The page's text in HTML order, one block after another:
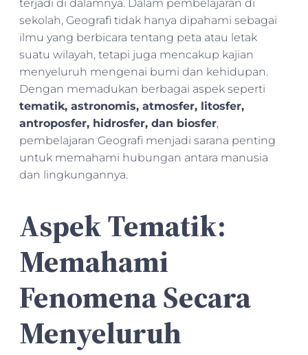
terjadi di dalamnya. Dalam pembelajaran di
sekolah, Geografi tidak hanya dipahami sebagai
ilmu yang berbicara tentang peta atau letak
suatu wilayah, tetapi juga mencakup kajian
menyeluruh mengenai bumi dan kehidupan.
Dengan memadukan berbagai aspek seperti
tematik, astronomis, atmosfer, litosfer,
antroposfer, hidrosfer, dan biosfer,
pembelajaran Geografi menjadi sarana penting
untuk memahami hubungan antara manusia
dan lingkungannya.
Aspek Tematik:
Memahami
Fenomena Secara
Menyeluruh